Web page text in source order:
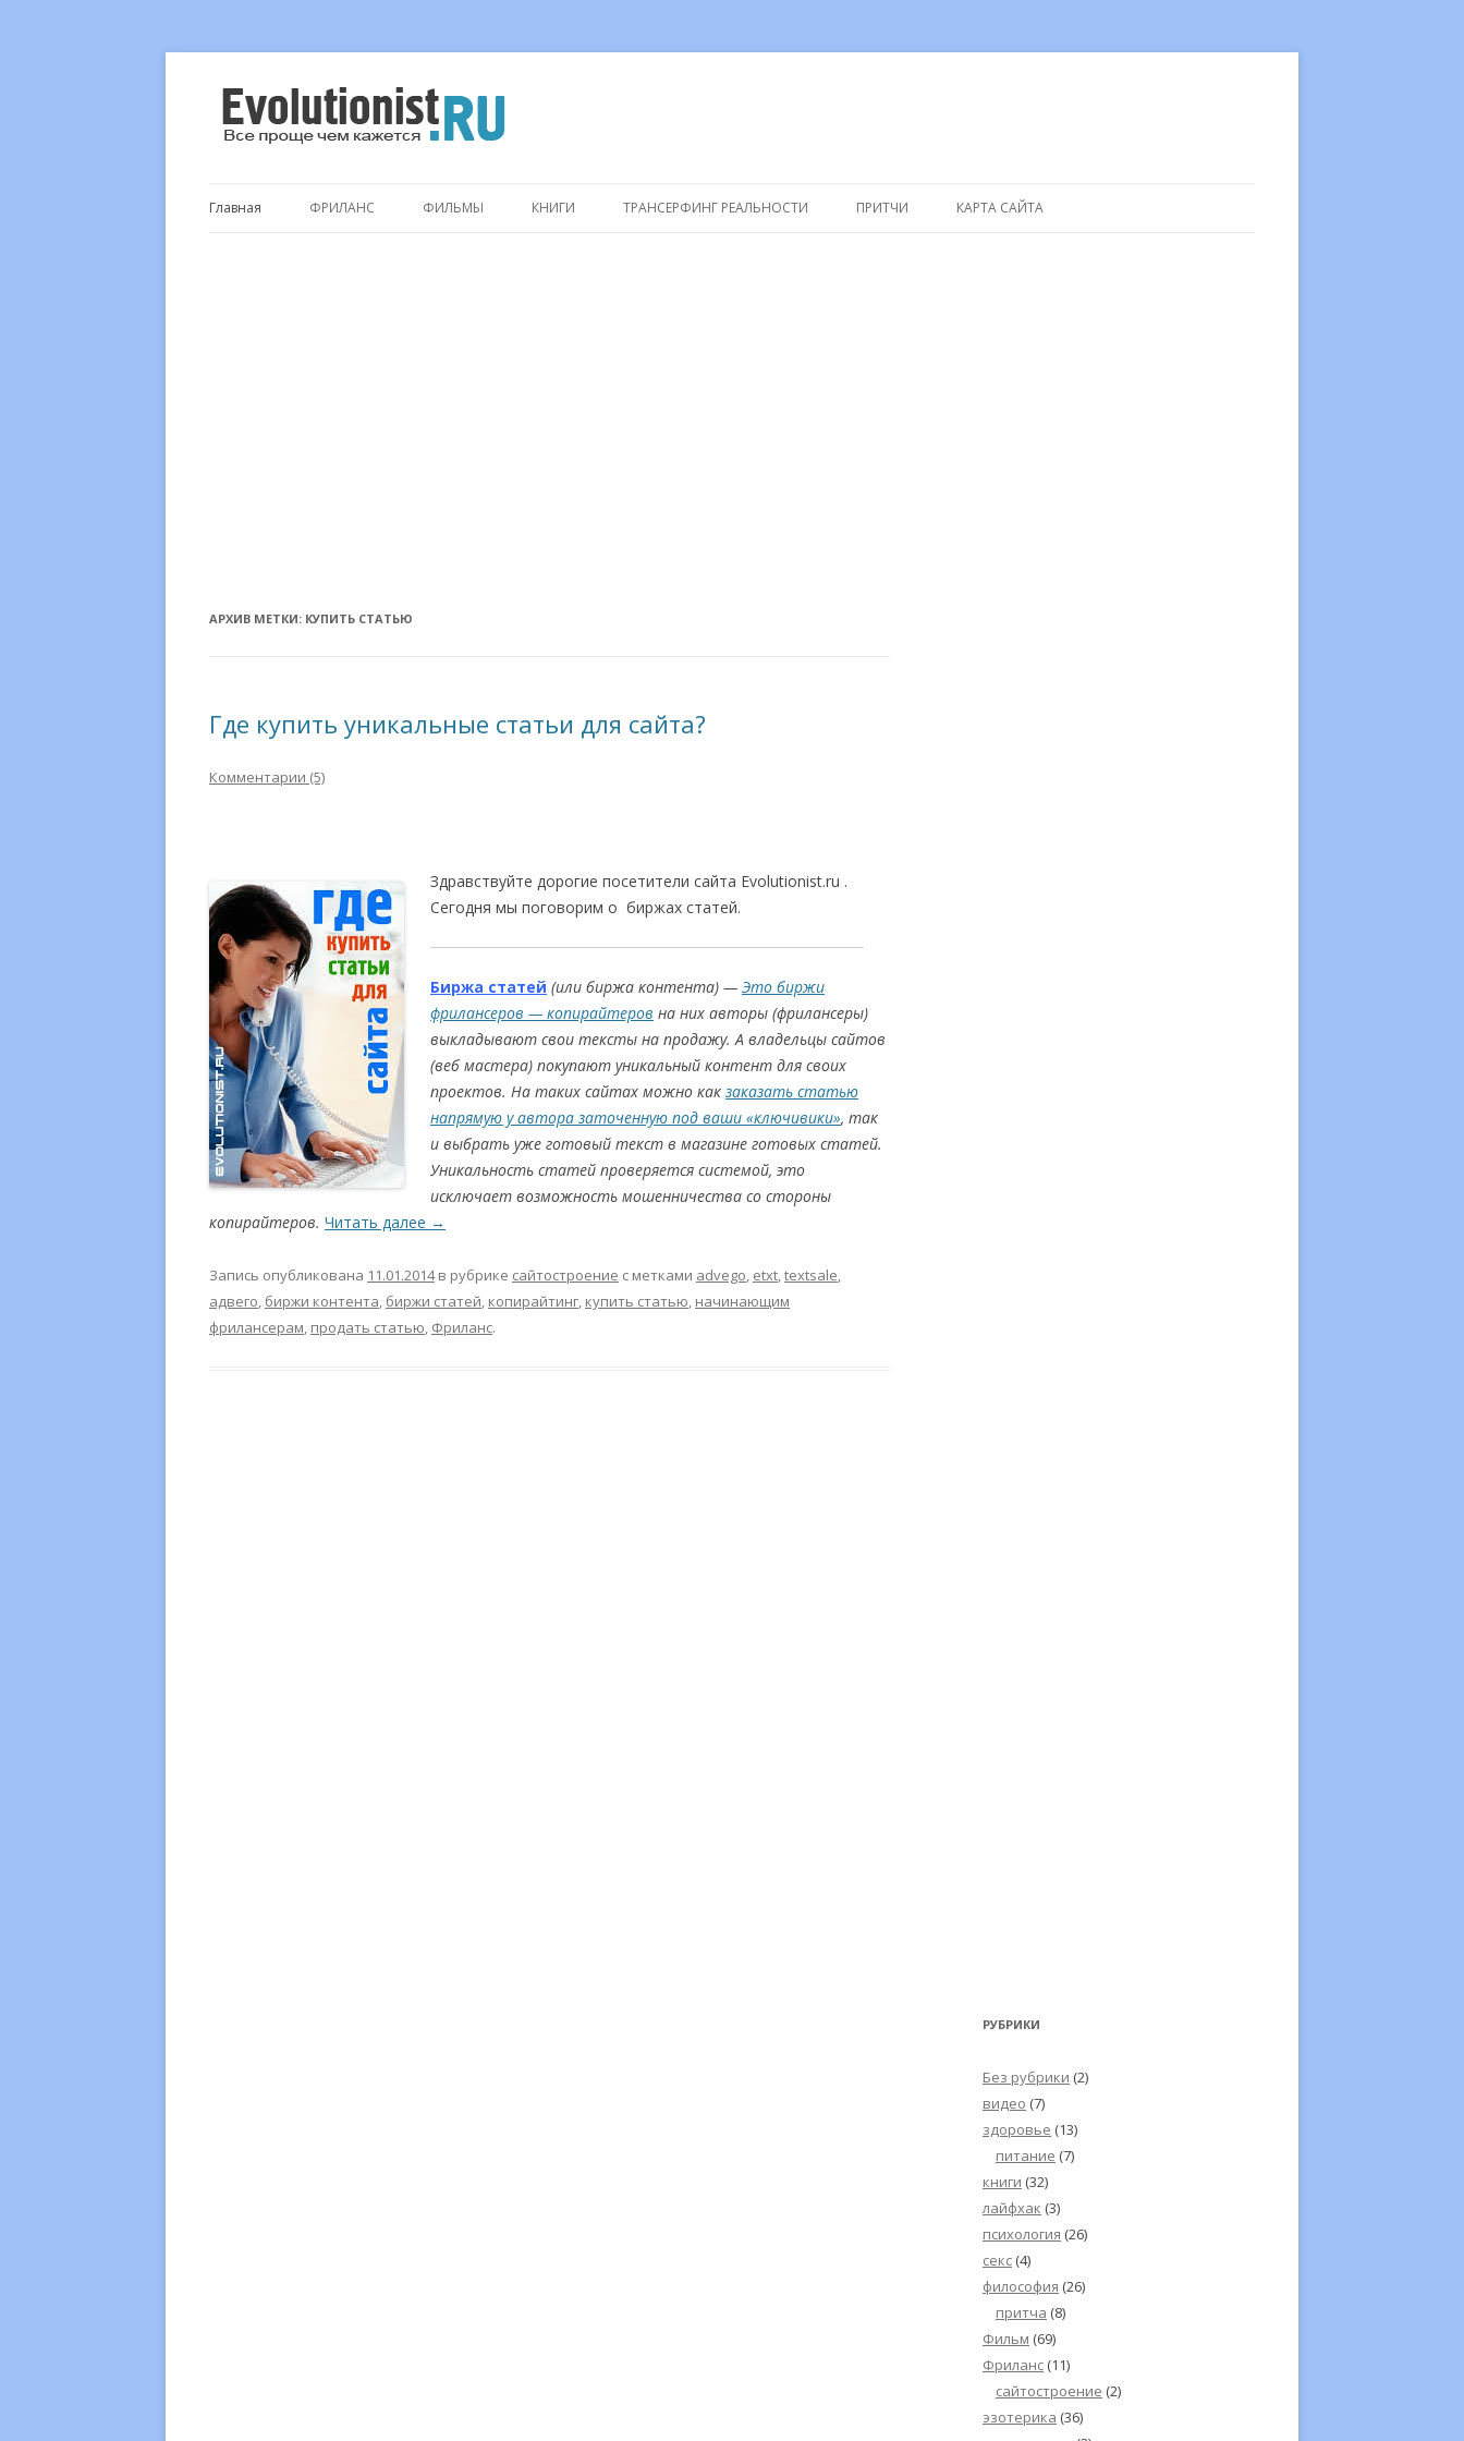
Evolutionist.ru
Все проще чем кажется…
к
Главная ФРИЛАНС ФИЛЬМЫ КНИГИ ТРАНСЕРФИНГ РЕАЛЬНОСТИ ПРИТЧИ КАРТА САЙТА
АРХИВ МЕТКИ: КУПИТЬ СТАТЬЮ
Где купить уникальные статьи для сайта?
Комментарии (5)
Здравствуйте дорогие посетители сайта Evolutionist.ru .
Сегодня мы поговорим о биржах статей.
Биржа статей (или биржа контента) — Это биржи
фрилансеров — копирайтеров на них авторы (фрилансеры)
выкладывают свои тексты на продажу. А владельцы сайтов
(веб мастера) покупают уникальный контент для своих
проектов. На таких сайтах можно как заказать статью
напрямую у автора заточенную под ваши «ключивики», так
и выбрать уже готовый текст в магазине готовых статей.
Уникальность статей проверяется системой, это
исключает возможность мошенничества со стороны
копирайтеров. Читать далее →
Запись опубликована 11.01.2014в рубрике сайтостроение с метками advego, etxt,textsale,
адвего, биржи контента, биржи статей, копирайтинг, купить статью, начинающим
фрилансерам, продать статью, Фриланс.
РУБРИКИ
Без рубрики (2)
видео (7)
здоровье (13)
питание (7)
книги (32)
лайфхак (3)
психология (26)
секс (4)
философия (26)
притча (8)
Фильм (69)
Фриланс (11)
сайтостроение (2)
эзотерика (36)